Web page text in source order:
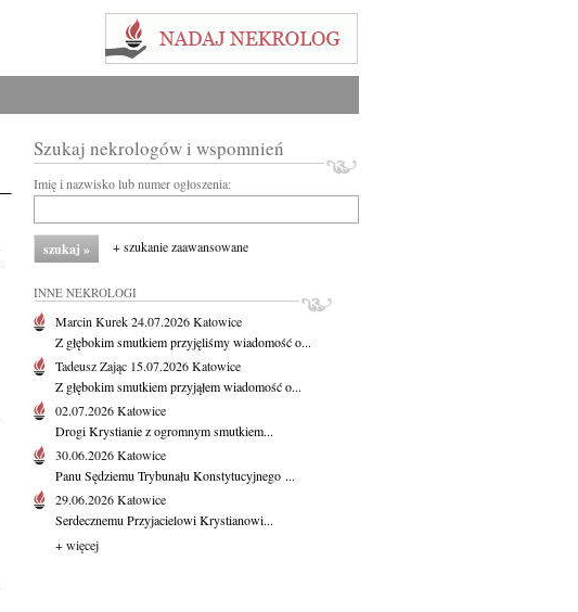
Szukaj nekrologów i wspomnień
Imię i nazwisko lub numer ogłoszenia:
+ szukanie zaawansowane
INNE NEKROLOGI
Marcin Kurek24.07.2026Katowice
Z głębokim smutkiem przyjęliśmy wiadomość o...
Tadeusz Zając 15.07.2026Katowice
Z głębokim smutkiem przyjąłem wiadomość o...
02.07.2026Katowice
Drogi Krystianie z ogromnym smutkiem...
30.06.2026Katowice
Panu Sędziemu Trybunału Konstytucyjnego ...
29.06.2026Katowice
Serdecznemu Przyjacielowi Krystianowi...
+ więcej